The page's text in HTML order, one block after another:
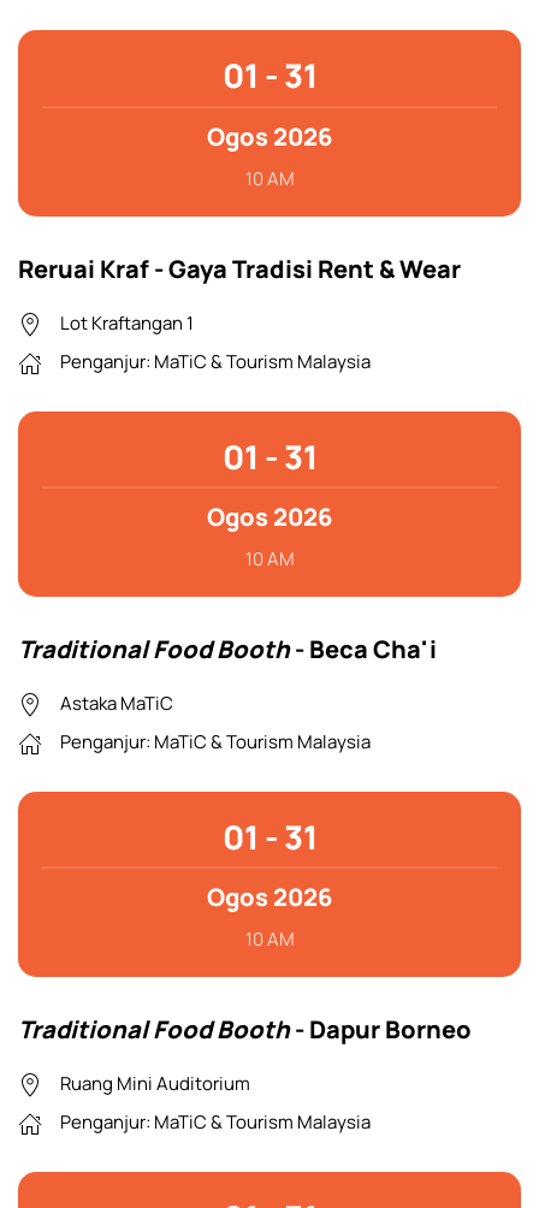
01 - 31
Ogos 2026
10 AM
Reruai Kraf - Gaya Tradisi Rent & Wear
Lot Kraftangan 1
Penganjur: MaTiC & Tourism Malaysia
01 - 31
Ogos 2026
10 AM
Traditional Food Booth- Beca Cha'i
Astaka MaTiC
Penganjur: MaTiC & Tourism Malaysia
01 - 31
Ogos 2026
10 AM
Traditional Food Booth- Dapur Borneo
Ruang Mini Auditorium
Penganjur: MaTiC & Tourism Malaysia